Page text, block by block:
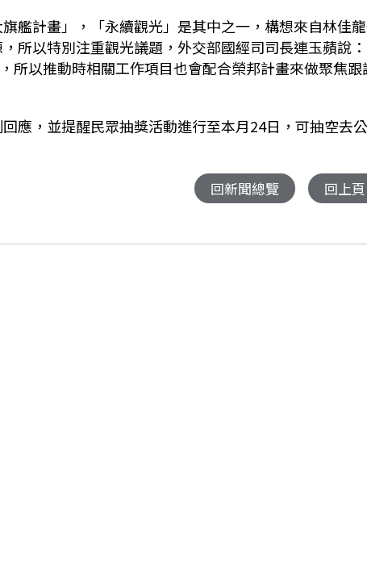
艦計畫」，「永續觀光」是其中之一，構想來自林佳
所以特別注重觀光議題，外交部國經司司長連玉蘋說：
所以推動時相關工作項目也會配合榮邦計畫來做聚焦跟
應，並提醒民眾抽獎活動進行至本月24日，可抽空去
回新聞總覽 回上頁